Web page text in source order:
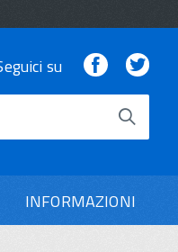
su Facebook
INFORMAZIONI